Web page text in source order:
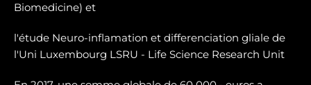
Biomedicine) et
l'étude Neuro-inflamation et differenciation gliale de
l'Uni Luxembourg LSRU - Life Science Research Unit